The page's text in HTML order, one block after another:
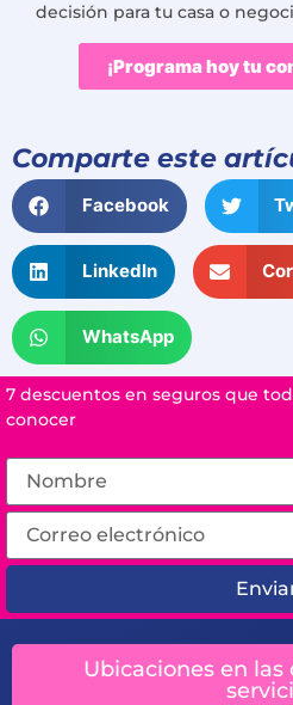
decisión para tu casa o
¡Programa hoy tu
Comparte este
Facebook
LinkedIn
WhatsApp
7 descuentos en seguros que
conocer
Ubicaciones en